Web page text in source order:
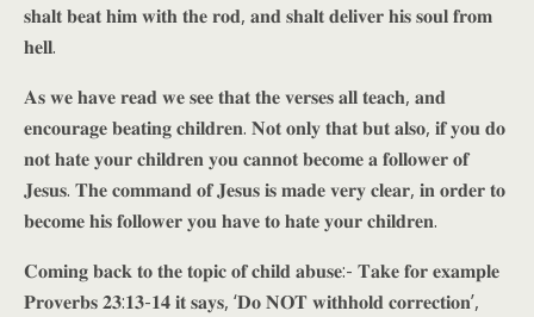
𝐬𝐡𝐚𝐥𝐭 𝐛𝐞𝐚𝐭 𝐡𝐢𝐦 𝐰𝐢𝐭𝐡 𝐭𝐡𝐞 𝐫𝐨𝐝, 𝐚𝐧𝐝 𝐬𝐡𝐚𝐥𝐭 𝐝𝐞𝐥𝐢𝐯𝐞𝐫 𝐡𝐢𝐬 𝐬𝐨𝐮𝐥 𝐟𝐫𝐨𝐦
𝐡𝐞𝐥𝐥.
𝐀𝐬 𝐰𝐞 𝐡𝐚𝐯𝐞 𝐫𝐞𝐚𝐝 𝐰𝐞 𝐬𝐞𝐞 𝐭𝐡𝐚𝐭 𝐭𝐡𝐞 𝐯𝐞𝐫𝐬𝐞𝐬 𝐚𝐥𝐥 𝐭𝐞𝐚𝐜𝐡, 𝐚𝐧𝐝
𝐞𝐧𝐜𝐨𝐮𝐫𝐚𝐠𝐞 𝐛𝐞𝐚𝐭𝐢𝐧𝐠 𝐜𝐡𝐢𝐥𝐝𝐫𝐞𝐧. 𝐍𝐨𝐭 𝐨𝐧𝐥𝐲 𝐭𝐡𝐚𝐭 𝐛𝐮𝐭 𝐚𝐥𝐬𝐨, 𝐢𝐟 𝐲𝐨𝐮 𝐝𝐨
𝐧𝐨𝐭 𝐡𝐚𝐭𝐞 𝐲𝐨𝐮𝐫 𝐜𝐡𝐢𝐥𝐝𝐫𝐞𝐧 𝐲𝐨𝐮 𝐜𝐚𝐧𝐧𝐨𝐭 𝐛𝐞𝐜𝐨𝐦𝐞 𝐚 𝐟𝐨𝐥𝐥𝐨𝐰𝐞𝐫 𝐨𝐟
𝐉𝐞𝐬𝐮𝐬. 𝐓𝐡𝐞 𝐜𝐨𝐦𝐦𝐚𝐧𝐝 𝐨𝐟 𝐉𝐞𝐬𝐮𝐬 𝐢𝐬 𝐦𝐚𝐝𝐞 𝐯𝐞𝐫𝐲 𝐜𝐥𝐞𝐚𝐫, 𝐢𝐧 𝐨𝐫𝐝𝐞𝐫 𝐭𝐨
𝐛𝐞𝐜𝐨𝐦𝐞 𝐡𝐢𝐬 𝐟𝐨𝐥𝐥𝐨𝐰𝐞𝐫 𝐲𝐨𝐮 𝐡𝐚𝐯𝐞 𝐭𝐨 𝐡𝐚𝐭𝐞 𝐲𝐨𝐮𝐫 𝐜𝐡𝐢𝐥𝐝𝐫𝐞𝐧.
𝐂𝐨𝐦𝐢𝐧𝐠 𝐛𝐚𝐜𝐤 𝐭𝐨 𝐭𝐡𝐞 𝐭𝐨𝐩𝐢𝐜 𝐨𝐟 𝐜𝐡𝐢𝐥𝐝 𝐚𝐛𝐮𝐬𝐞:- 𝐓𝐚𝐤𝐞 𝐟𝐨𝐫 𝐞𝐱𝐚𝐦𝐩𝐥𝐞
𝐏𝐫𝐨𝐯𝐞𝐫𝐛𝐬 𝟐𝟑:𝟏𝟑-𝟏𝟒 𝐢𝐭 𝐬𝐚𝐲𝐬, ‘𝐃𝐨 𝐍𝐎𝐓 𝐰𝐢𝐭𝐡𝐡𝐨𝐥𝐝 𝐜𝐨𝐫𝐫𝐞𝐜𝐭𝐢𝐨𝐧’,